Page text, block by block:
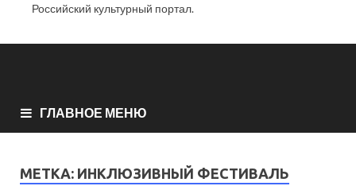
Российский культурный портал.
ГЛАВНОЕ МЕНЮ
МЕТКА: ИНКЛЮЗИВНЫЙ ФЕСТИВАЛЬ